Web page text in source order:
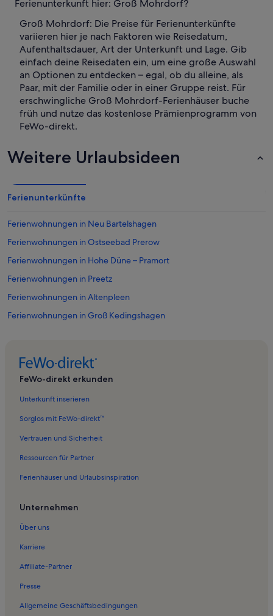
Ferienunterkunft hier: Groß Mohrdorf?
Groß Mohrdorf: Die Preise für Ferienunterkünfte
variieren hier je nach Faktoren wie Reisedatum,
Aufenthaltsdauer, Art der Unterkunft und Lage. Gib
einfach deine Reisedaten ein, um eine große Auswahl
an Optionen zu entdecken – egal, ob du alleine, als
Paar, mit der Familie oder in einer Gruppe reist. Für
erschwingliche Groß Mohrdorf-Ferienhäuser buche
früh und nutze das kostenlose Prämienprogramm von
FeWo-direkt.
Weitere Urlaubsideen
Ferienunterkünfte
Ferienwohnungen in Neu Bartelshagen
Ferienwohnungen in Ostseebad Prerow
Ferienwohnungen in Hohe Düne – Pramort
Ferienwohnungen in Preetz
Ferienwohnungen in Altenpleen
Ferienwohnungen in Groß Kedingshagen
Ferienwohnungen in Hohendorf
Ferienwohnungen in Muuks
Ferienwohnungen in Parow
Ferienwohnungen in Nisdorf
Ferienwohnungen in Duvendiek
Ferienwohnungen in Niepars
Ferienwohnungen in Knieper Nord
Ferienwohnungen in Kramerhof
FeWo-direkt erkunden
Unterkunft inserieren
Sorglos mit FeWo-direkt™
Vertrauen und Sicherheit
Ressourcen für Partner
Ferienhäuser und Urlaubsinspiration
Unternehmen
Über uns
Karriere
Affiliate-Partner
Presse
Allgemeine Geschäftsbedingungen